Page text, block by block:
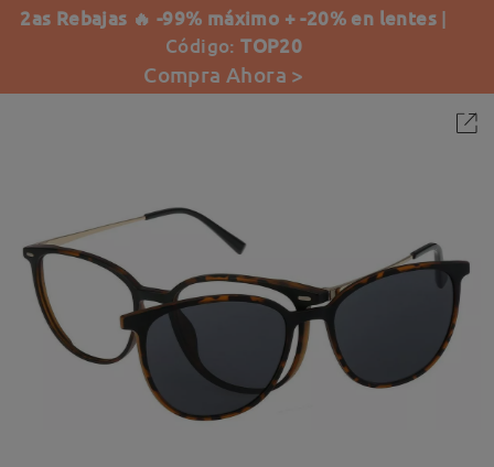
2as Rebajas 🔥 -99% máximo + -20% en lentes |
Código:TOP20
Compra Ahora >